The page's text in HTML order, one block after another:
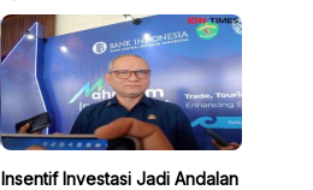
Insentif Investasi Jadi Andalan